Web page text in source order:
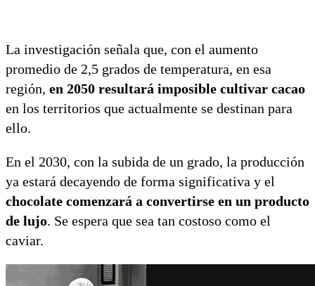
La investigación señala que, con el aumento
promedio de 2,5 grados de temperatura, en esa
región, en 2050 resultará imposible cultivar cacao
en los territorios que actualmente se destinan para
ello.
En el 2030, con la subida de un grado, la producción
ya estará decayendo de forma significativa y el
chocolate comenzará a convertirse en un producto
de lujo. Se espera que sea tan costoso como el
caviar.